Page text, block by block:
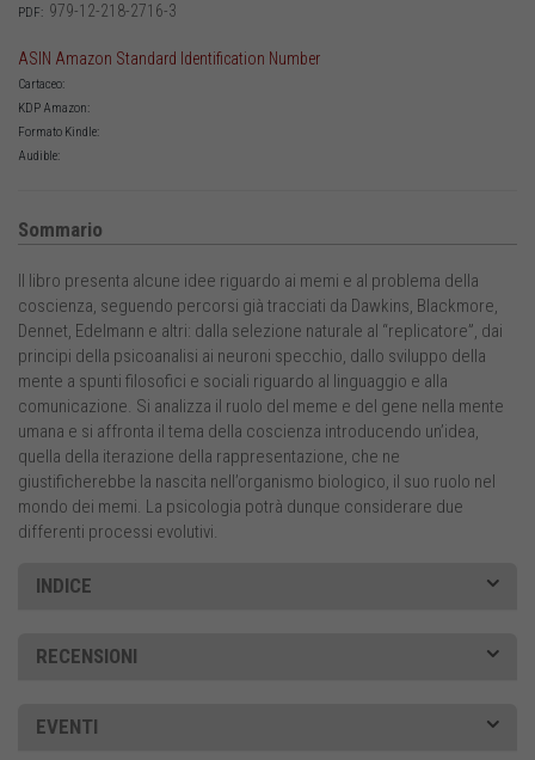
PDF: 979-12-218-2716-3
ASIN Amazon Standard Identification Number
Cartaceo:
KDP Amazon:
Formato Kindle:
Audible:
Sommario
Il libro presenta alcune idee riguardo ai memi e al problema della
coscienza, seguendo percorsi già tracciati da Dawkins, Blackmore,
Dennet, Edelmann e altri: dalla selezione naturale al “replicatore”, dai
principi della psicoanalisi ai neuroni specchio, dallo sviluppo della
mente a spunti filosofici e sociali riguardo al linguaggio e alla
comunicazione. Si analizza il ruolo del meme e del gene nella mente
umana e si affronta il tema della coscienza introducendo un’idea,
quella della iterazione della rappresentazione, che ne
giustificherebbe la nascita nell’organismo biologico, il suo ruolo nel
mondo dei memi. La psicologia potrà dunque considerare due
differenti processi evolutivi.
INDICE
RECENSIONI
EVENTI